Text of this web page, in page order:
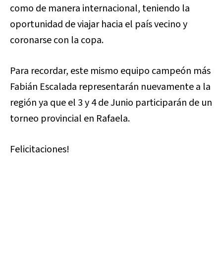
como de manera internacional, teniendo la
oportunidad de viajar hacia el país vecino y
coronarse con la copa.
Para recordar, este mismo equipo campeón más
Fabián Escalada representarán nuevamente a la
región ya que el 3 y 4 de Junio participarán de un
torneo provincial en Rafaela.
Felicitaciones!